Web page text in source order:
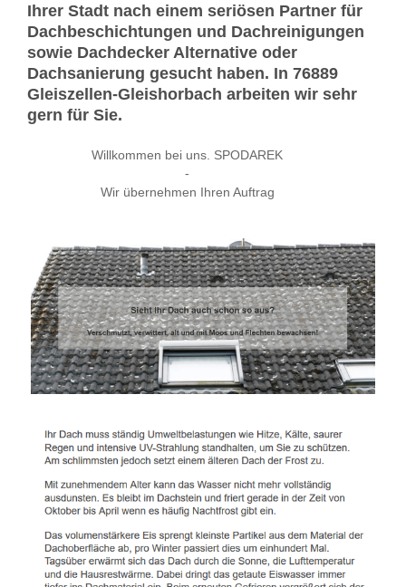
Ihrer Stadt nach einem seriösen Partner für
Dachbeschichtungen und Dachreinigungen
sowie Dachdecker Alternative oder
Dachsanierung gesucht haben. In 76889
Gleiszellen-Gleishorbach arbeiten wir sehr
gern für Sie.
Willkommen bei uns. SPODAREK
-
Wir übernehmen Ihren Auftrag